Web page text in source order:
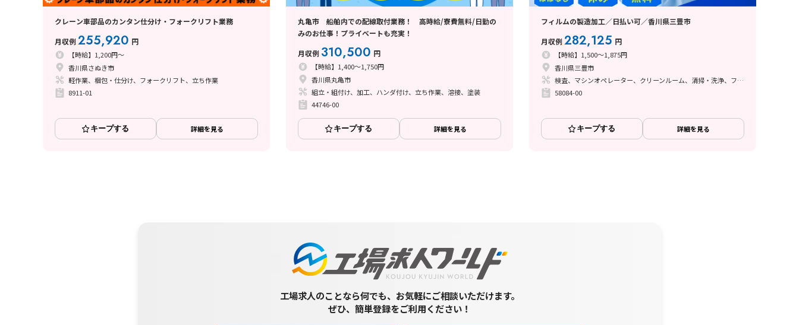
クレーン車部品のカンタン仕分け・フォークリフト業務
月収例255,920 円
【時給】1,200円～
香川県さぬき市
軽作業、梱包・仕分け、フォークリフト、立ち作業
8911-01
キープする 詳細を見る
丸亀市 船舶内での配線取付業務！ 高時給/寮費無料/日勤の
みのお仕事！プライベートも充実！
月収例 310,500 円
【時給】1,400～1,750円
香川県丸亀市
組立・組付け、加工、ハンダ付け、立ち作業、溶接、塗装
44746-00
キープする 詳細を見る
フィルムの製造加工／日払い可／香川県三豊市
月収例282,125 円
【時給】1,500～1,875円
香川県三豊市
検査、マシンオペレーター、クリーンルーム、清掃・洗浄、フォークリフト、立ち作業
58084-00
キープする 詳細を見る
工場求人のことなら何でも、お気軽にご相談いただけます。
ぜひ、簡単登録をご利用ください！